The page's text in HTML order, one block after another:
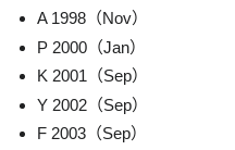
A 1998（Nov）
P 2000（Jan）
K 2001（Sep）
Y 2002（Sep）
F 2003（Sep）